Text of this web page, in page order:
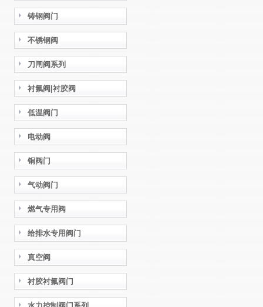
铸钢阀门
不锈钢阀
刀闸阀系列
衬氟阀|衬胶阀
低温阀门
电动阀
铜阀门
气动阀门
燃气专用阀
给排水专用阀门
真空阀
衬胶衬氟阀门